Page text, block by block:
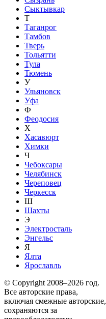
Сыктывкар
Т
Таганрог
Тамбов
Тверь
Тольятти
Тула
Тюмень
У
Ульяновск
Уфа
Ф
Феодосия
Х
Хасавюрт
Химки
Ч
Чебоксары
Челябинск
Череповец
Черкесск
Ш
Шахты
Э
Электросталь
Энгельс
Я
Ялта
Ярославль
© Copyright 2008–2026 год.
Все авторские права,
включая смежные авторские,
сохраняются за